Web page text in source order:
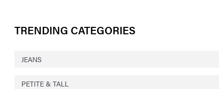
TRENDING CATEGORIES
JEANS
PETITE & TALL